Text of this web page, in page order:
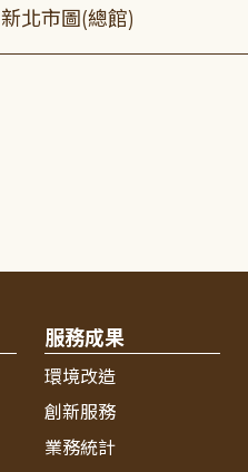
新北市圖(總館)
服務成果
環境改造
創新服務
業務統計